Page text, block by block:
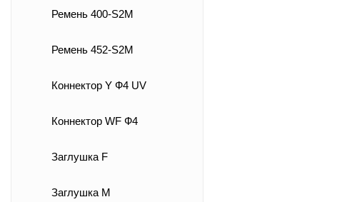
Ремень 400-S2M
Ремень 452-S2M
Коннектор Y Ф4 UV
Коннектор WF Ф4
Заглушка F
Заглушка M